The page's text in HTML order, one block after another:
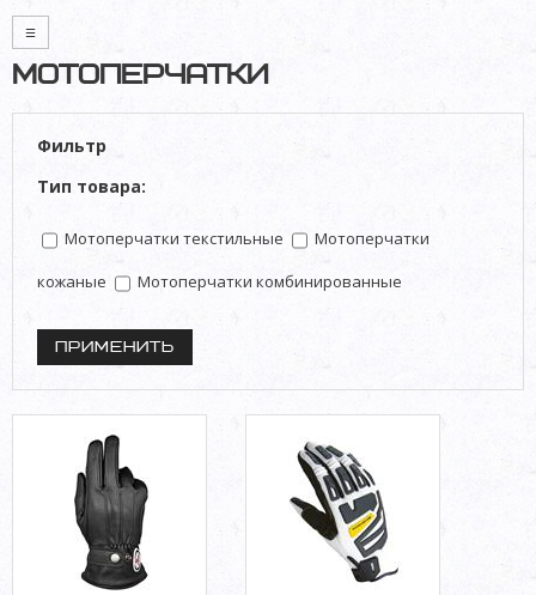
≡
МОТОПЕРЧАТКИ
Фильтр
Тип товара:
Мотоперчатки текстильные
Мотоперчатки
кожаные
Мотоперчатки комбинированные